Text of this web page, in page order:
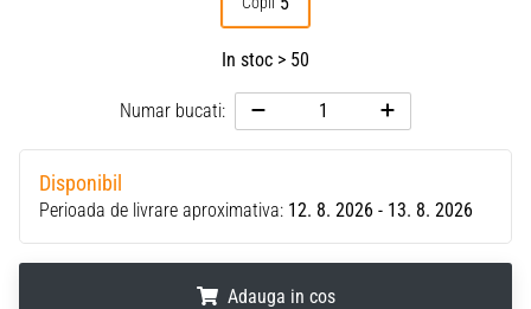
In stoc > 50
Numar bucati:
Disponibil
Perioada de livrare aproximativa: 12. 8. 2026 - 13. 8. 2026
Adauga in cos